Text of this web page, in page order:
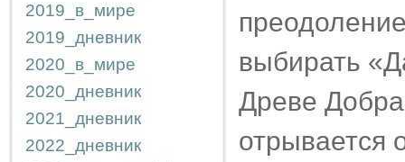
2019_в_мире
2019_дневник
2020_в_мире
2020_дневник
2021_дневник
2022_дневник
выбирать
Древе
отрывается